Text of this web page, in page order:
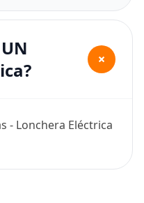
+
- Lonchera Eléctrica